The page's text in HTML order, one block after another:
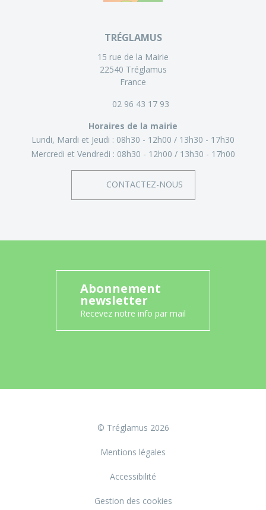
TRÉGLAMUS
15 rue de la Mairie
22540 Tréglamus
France
02 96 43 17 93
Horaires de la mairie
Lundi, Mardi et Jeudi : 08h30 - 12h00
13h30 - 17h30
Mercredi et Vendredi : 08h30 - 12h00 13h30 - 17h00
CONTACTEZ-NOUS
Abonnement
newsletter
Recevez notre info par mail
© Tréglamus 2026
Mentions légales
Accessibilité
Gestion des cookies